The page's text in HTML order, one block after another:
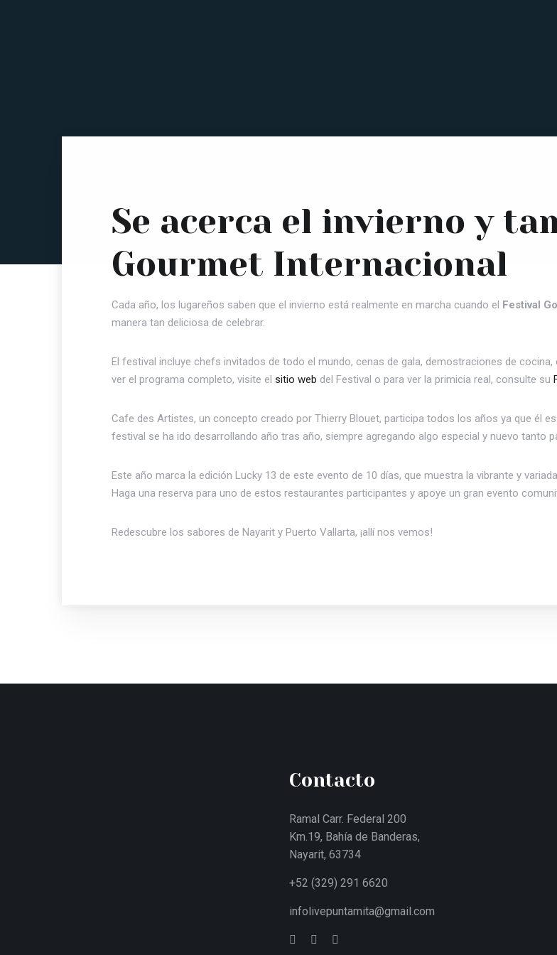
Se acerca el invierno y
Gourmet Internacional
Cada año, los lugareños saben que el invierno está realmente en marcha cuando el Festival
manera tan deliciosa de celebrar.
El festival incluye chefs invitados de todo el mundo, cenas de gala, demostraciones de
ver el programa completo, visite el sitio web del Festival o para ver la primicia real, consulte su
Cafe des Artistes, un concepto creado por Thierry Blouet, participa todos los años ya que él
festival se ha ido desarrollando año tras año, siempre agregando algo especial y nuevo tanto
Este año marca la edición Lucky 13 de este evento de 10 días, que muestra la vibrante y
Haga una reserva para uno de estos restaurantes participantes y apoye un gran evento
Redescubre los sabores de Nayarit y Puerto Vallarta, ¡allí nos vemos!
Contacto
Ramal Carr. Federal 200
Km.19, Bahía de Banderas,
Nayarit, 63734
+52 (329) 291 6620
infolivepuntamita@gmail.com